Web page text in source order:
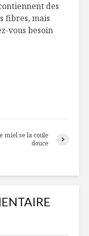
des
fibres, mais
vous besoin
miel se la coule
douce